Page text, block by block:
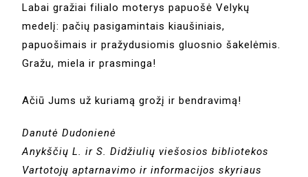
Labai gražiai filialo moterys papuošė Velykų
medelį: pačių pasigamintais kiaušiniais,
papuošimais ir pražydusiomis gluosnio šakelėmis.
Gražu, miela ir prasminga!
Ačiū Jums už kuriamą grožį ir bendravimą!
Danutė Dudonienė
Anykščių L. ir S. Didžiulių viešosios bibliotekos
Vartotojų aptarnavimo ir informacijos skyriaus